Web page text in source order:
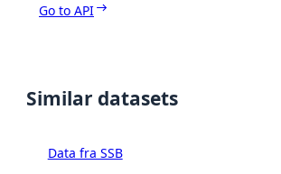
Go to API
Similar datasets
Data fra SSB